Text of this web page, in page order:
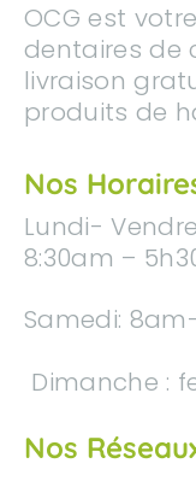
OCG est
dentaires de
livraison
produits de
Nos
Lundi-
8:30am –
Samedi:
Dimanche :
Nos